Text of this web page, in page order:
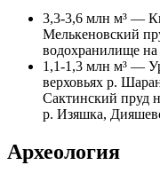
3,3-3,6 млн м³ —
Мелькеновский
водохранилище
1,1-1,3 млн м³ —
верховьях р.
Сактинский пруд
р. Изяшка,
Археология